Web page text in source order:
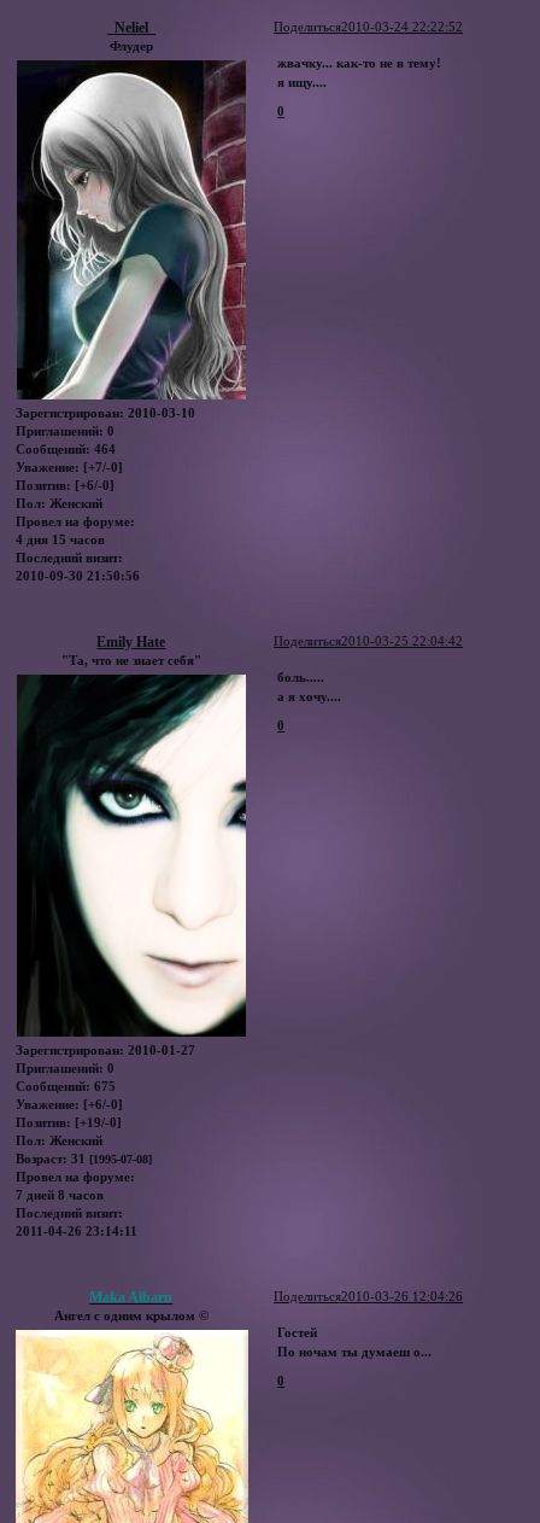
Поделиться2010-03-24 22:22:52
_Neliel_
Флудер
Зарегистрирован: 2010-03-10
Приглашений: 0
Сообщений: 464
Уважение: [+7/-0]
Позитив: [+6/-0]
Пол: Женский
Провел на форуме:
4 дня 15 часов
Последний визит:
2010-09-30 21:50:56
жвачку... как-то не в тему!
я ищу....
0
Поделиться2010-03-25 22:04:42
Emily Hate
"Та, что не знает себя"
Зарегистрирован: 2010-01-27
Приглашений: 0
Сообщений: 675
Уважение: [+6/-0]
Позитив: [+19/-0]
Пол: Женский
Возраст: 31 [1995-07-08]
Провел на форуме:
7 дней 8 часов
Последний визит:
2011-04-26 23:14:11
боль.....
а я хочу....
0
Поделиться2010-03-26 12:04:26
Maka Albarn
Ангел с одним крылом ©
Гостей
По ночам ты думаеш о...
0